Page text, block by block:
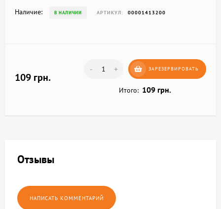
Наличие: В НАЛИЧИИ АРТИКУЛ: 00001413200
109 грн.
- + ЗАРЕЗЕРВИРОВАТЬ
Итого: 109 грн.
Отзывы